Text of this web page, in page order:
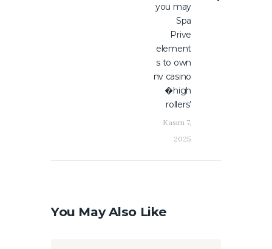
you may
Spa
Prive
element
s to own
nv casino
�high
rollers’
Kasım 7,
2025
You May Also Like